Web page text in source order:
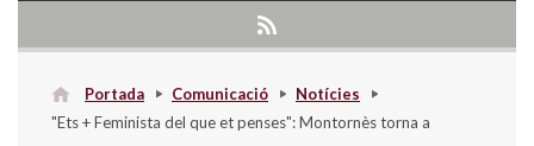
Portada Comunicació
Notícies
"Ets + Feminista del que et penses": Montornès torna a